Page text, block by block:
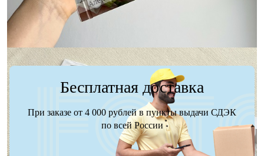
Бесплатная доставка
При заказе от 4 000 рублей в пункты выдачи СДЭК
по всей России